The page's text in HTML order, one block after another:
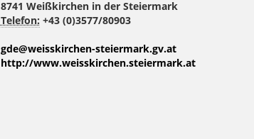
8741 Weißkirchen in der Steiermark
Telefon: +43 (0)3577/80903
gde@weisskirchen-steiermark.gv.at
http://www.weisskirchen.steiermark.at